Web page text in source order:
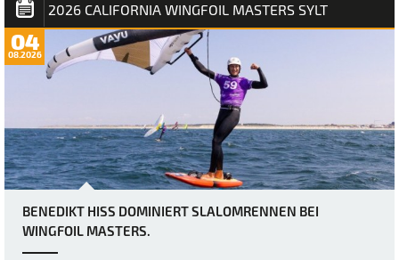
2026 CALIFORNIA WINGFOIL MASTERS SYLT
04
08.2026
BENEDIKT HISS DOMINIERT SLALOMRENNEN BEI
WINGFOIL MASTERS.